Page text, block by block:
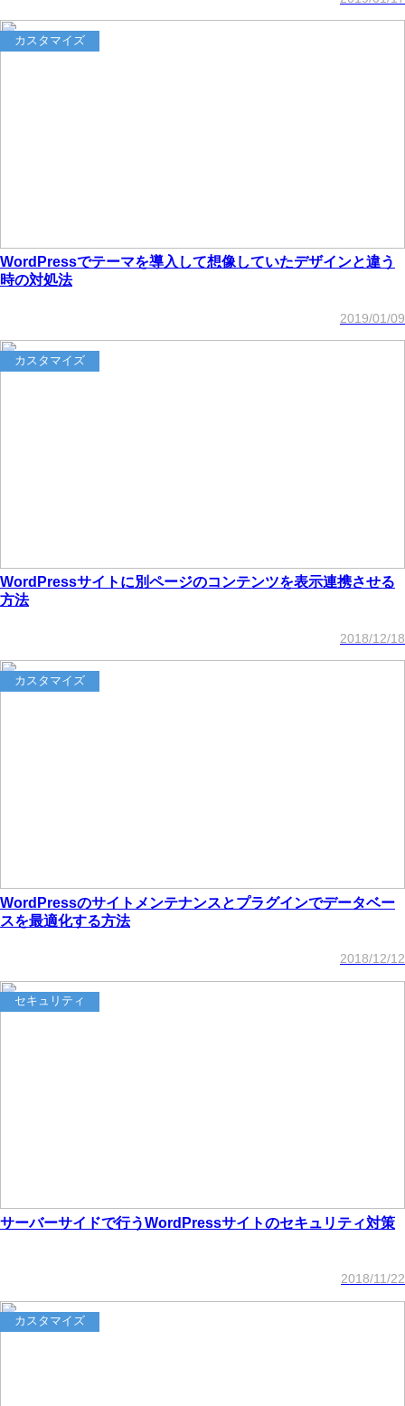
カスタマイズ
WordPressでテーマを導入して想像していたデザインと違う
時の対処法
2019/01/09
カスタマイズ
WordPressサイトに別ページのコンテンツを表示連携させる
方法
2018/12/18
カスタマイズ
WordPressのサイトメンテナンスとプラグインでデータベー
スを最適化する方法
2018/12/12
セキュリティ
サーバーサイドで行うWordPressサイトのセキュリティ対策
2018/11/22
カスタマイズ